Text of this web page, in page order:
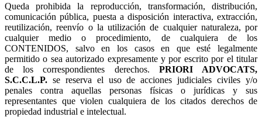
Queda prohibida la reproducción, transformación, distribución,
comunicación pública, puesta a disposición interactiva, extracción,
reutilización, reenvío o la utilización de cualquier naturaleza, por
cualquier medio o procedimiento, de cualquiera de los
CONTENIDOS, salvo en los casos en que esté legalmente
permitido o sea autorizado expresamente y por escrito por el titular
de los correspondientes derechos.
se reserva el uso de acciones judiciales civiles y/o
penales contra aquellas personas físicas o jurídicas y sus
representantes que violen cualquiera de los citados derechos de
propiedad industrial e intelectual.